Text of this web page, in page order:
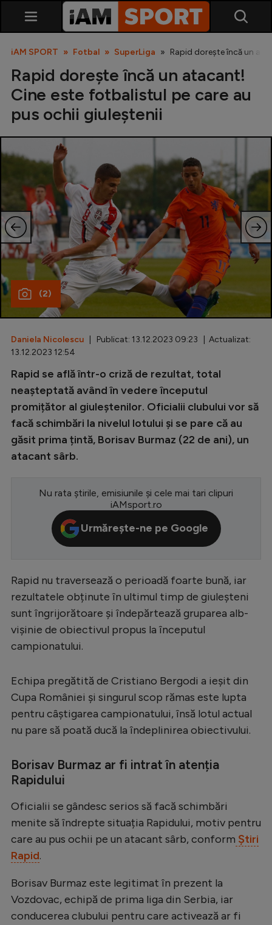
Liga 2
Cupa României
Echipa Națională
U21
Fotbal feminin
Special
Diverse
Inedit
Champions League
CM 2026
Premier League
LaLiga
Bundesliga
Ligue 1
Campionate
Starurile fotbalului
EURO 2024
Stranieri
Clasamente
Handbal
Natație
Auto
Rugby
iAM SPORT Fotbal SuperLiga Rapid dorește încă un
Rapid dorește încă un atacant!
Cine este fotbalistul pe care au
pus ochii giuleștenii
(2)
Daniela Nicolescu | Publicat: 13.12.2023 09:23 | Actualizat:
13.12.2023 12:54
Rapid se află într-o criză de rezultat, total
neașteptată având în vedere începutul
promițător al giuleștenilor. Oficialii clubului vor să
facă schimbări la nivelul lotului și se pare că au
găsit prima țintă, Borisav Burmaz (22 de ani), un
atacant sârb.
Nu rata știrile, emisiunile și cele mai tari clipuri
iAMsport.ro
Urmărește-ne pe Google
Rapid nu traversează o perioadă foarte bună, iar
rezultatele obținute în ultimul timp de giuleșteni
sunt îngrijorătoare și îndepărtează gruparea alb-
vișinie de obiectivul propus la începutul
campionatului.
Echipa pregătită de Cristiano Bergodi a ieșit din
Cupa României și singurul scop rămas este lupta
pentru câștigarea campionatului, însă lotul actual
nu pare să poată ducă la îndeplinirea obiectivului.
Borisav Burmaz ar fi intrat în atenția
Rapidului
Oficialii se gândesc serios să facă schimbări
menite să îndrepte situația Rapidului, motiv pentru
care au pus ochii pe un atacant sârb, conform Știri
Rapid.
Borisav Burmaz este legitimat în prezent la
Vozdovac, echipă de prima liga din Serbia, iar
conducerea clubului pentru care activează ar fi